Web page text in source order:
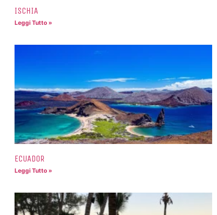
ISCHIA
Leggi Tutto »
ECUADOR
Leggi Tutto »